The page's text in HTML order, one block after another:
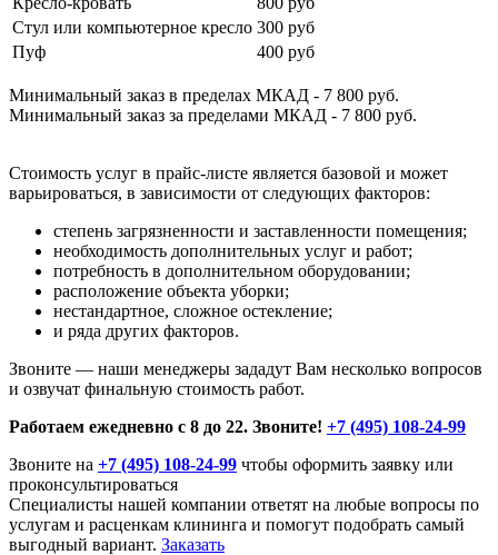
Стул или компьютерное кресло 300 руб
Пуф
400 руб
Минимальный заказ в пределах МКАД - 7 800 руб.
Минимальный заказ за пределами МКАД - 7 800 руб.
Стоимость услуг в прайс-листе является базовой и может
варьироваться, в зависимости от следующих факторов:
степень загрязненности и заставленности помещения;
необходимость дополнительных услуг и работ;
потребность в дополнительном оборудовании;
расположение объекта уборки;
нестандартное, сложное остекление;
и ряда других факторов.
Звоните — наши менеджеры зададут Вам несколько вопросов
и озвучат финальную стоимость работ.
Работаем ежедневно с 8 до 22. Звоните! +7 (495) 108-24-99
Звоните на +7 (495) 108-24-99 чтобы оформить заявку или
проконсультироваться
Специалисты нашей компании ответят на любые вопросы по
услугам и расценкам клининга и помогут подобрать самый
выгодный вариант. Заказать